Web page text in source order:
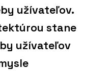
užívateľov.
stane
užívateľov